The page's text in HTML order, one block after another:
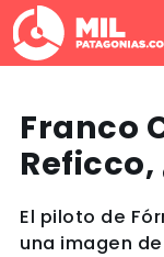
Franco
El piloto de
una imagen